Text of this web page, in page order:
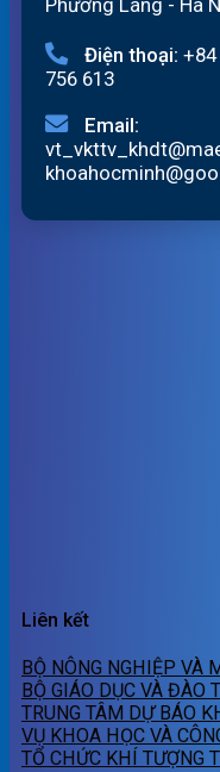
Phường Láng - Hà
Điện thoại: +84
756 613
Email:
Liên kết
BỘ NÔNG NGHIỆP VÀ
BỘ GIÁO DỤC VÀ ĐÀO
TRUNG TÂM DỰ BÁO
VỤ KHOA HỌC VÀ
TỔ CHỨC KHÍ TƯỢNG